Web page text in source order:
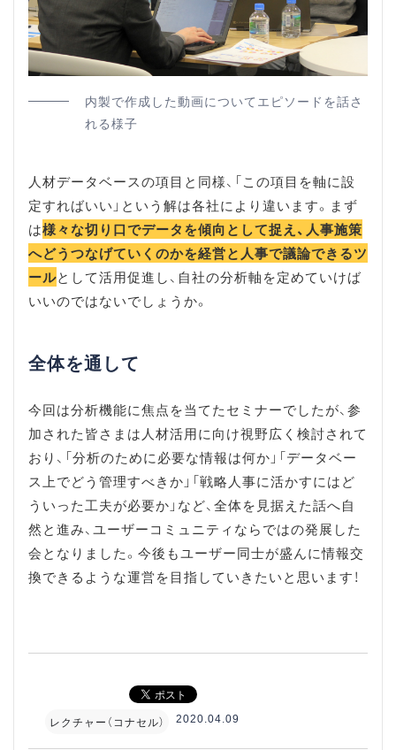
内製で作成した動画についてエピソードを話さ
れる様子
人材データベースの項目と同様、「この項目を軸に設
定すればいい」という解は各社により違います。まず
は様々な切り口でデータを傾向として捉え、人事施策
へどうつなげていくのかを経営と人事で議論できるツ
ールとして活用促進し、自社の分析軸を定めていけば
いいのではないでしょうか。
全体を通して
今回は分析機能に焦点を当てたセミナーでしたが、参
加された皆さまは人材活用に向け視野広く検討されて
おり、「分析のために必要な情報は何か」「データベー
ス上でどう管理すべきか」「戦略人事に活かすにはど
ういった工夫が必要か」など、全体を見据えた話へ自
然と進み、ユーザーコミュニティならではの発展した
会となりました。今後もユーザー同士が盛んに情報交
換できるような運営を目指していきたいと思います！
レクチャー（コナセル） 2020.04.09